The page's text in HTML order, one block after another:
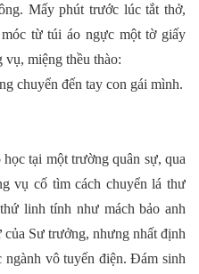
Mấy phút trước lúc tắt thở,
từ túi áo ngực một tờ giấy
vụ, miệng thều thào:
chuyển đến tay con gái mình.
một trường quân sự, qua
vụ cố tìm cách chuyển lá thư
linh tính như mách bảo anh
Sư trưởng, nhưng nhất định
ngành vô tuyến điện. Đám sinh